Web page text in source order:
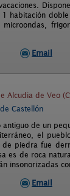
habitación
Email
Alcudia de Veo
Castellón
antiguo de un
el
piedra fue
es de roca
insonorizadas
Email